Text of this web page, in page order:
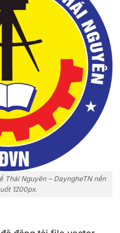
Thái Nguyên – DayngheTN nền
1200px.